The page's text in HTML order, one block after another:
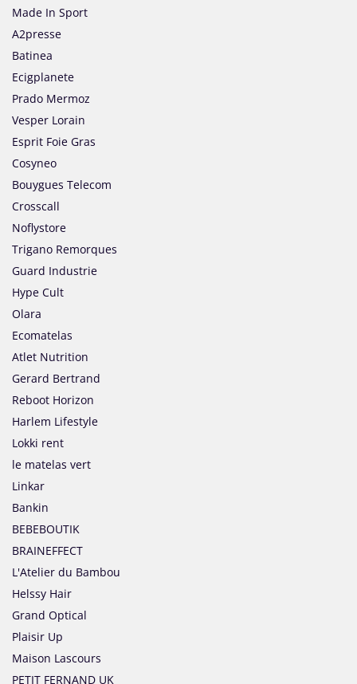
Made In Sport
A2presse
Batinea
Ecigplanete
Prado Mermoz
Vesper Lorain
Esprit Foie Gras
Cosyneo
Bouygues Telecom
Crosscall
Noflystore
Trigano Remorques
Guard Industrie
Hype Cult
Olara
Ecomatelas
Atlet Nutrition
Gerard Bertrand
Reboot Horizon
Harlem Lifestyle
Lokki rent
le matelas vert
Linkar
Bankin
BEBEBOUTIK
BRAINEFFECT
L'Atelier du Bambou
Helssy Hair
Grand Optical
Plaisir Up
Maison Lascours
PETIT FERNAND UK